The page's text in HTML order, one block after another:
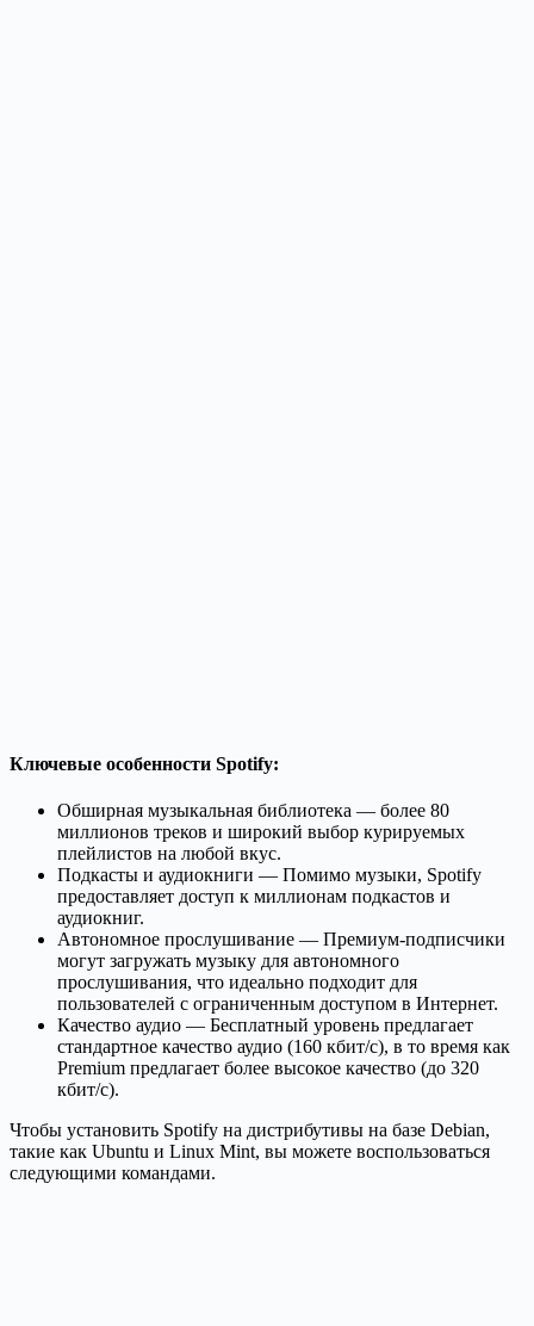
Ключевые особенности Spotify:
Обширная музыкальная библиотека — более 80
миллионов треков и широкий выбор курируемых
плейлистов на любой вкус.
Подкасты и аудиокниги — Помимо музыки, Spotify
предоставляет доступ к миллионам подкастов и
аудиокниг.
Автономное прослушивание — Премиум-подписчики
могут загружать музыку для автономного
прослушивания, что идеально подходит для
пользователей с ограниченным доступом в Интернет.
Качество аудио — Бесплатный уровень предлагает
стандартное качество аудио (160 кбит/с), в то время как
Premium предлагает более высокое качество (до 320
кбит/с).
Чтобы установить Spotify на дистрибутивы на базе Debian,
такие как Ubuntu и Linux Mint, вы можете воспользоваться
следующими командами.